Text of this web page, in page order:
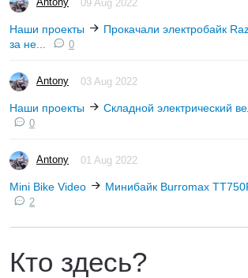
Antony 09 Aug 2022
Наши проекты
Прокачали электробайк
за не...
0
Antony 03 Aug 2022
Наши проекты Складной электрический
0
Antony 01 Aug 2022
Mini Bike Video Минибайк Burromax
2
Кто здесь?